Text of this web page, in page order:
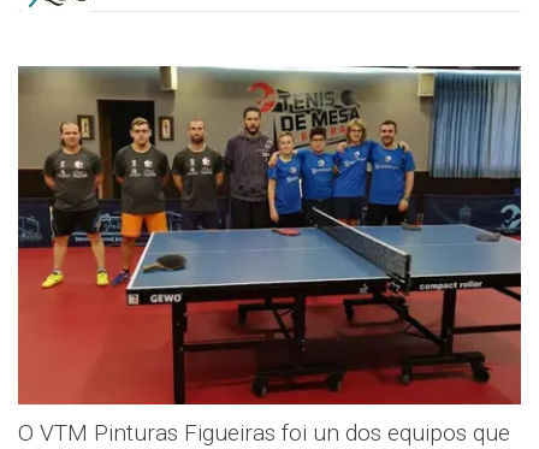
O VTM Pinturas Figueiras foi un dos equipos que